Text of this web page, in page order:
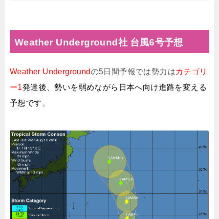
Weather Underground社 台風6号予想
Weather Undergroundの5日間予報では勢力はカテゴリ
ー1発達後、勢いを弱めながら日本へ向け進路を変える
予想です 。